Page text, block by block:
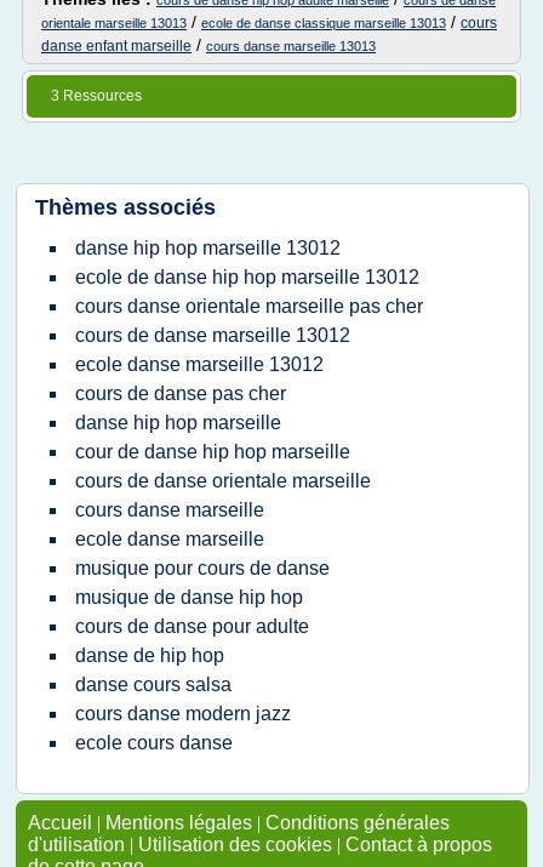
orientale marseille 13013 / ecole de danse classique marseille 13013 / cours
danse enfant marseille / cours danse marseille 13013
3 Ressources
Thèmes associés
danse hip hop marseille 13012
ecole de danse hip hop marseille 13012
cours danse orientale marseille pas cher
cours de danse marseille 13012
ecole danse marseille 13012
cours de danse pas cher
danse hip hop marseille
cour de danse hip hop marseille
cours de danse orientale marseille
cours danse marseille
ecole danse marseille
musique pour cours de danse
musique de danse hip hop
cours de danse pour adulte
danse de hip hop
danse cours salsa
cours danse modern jazz
ecole cours danse
Accueil | Mentions légales | Conditions générales
d'utilisation | Utilisation des cookies | Contact à propos